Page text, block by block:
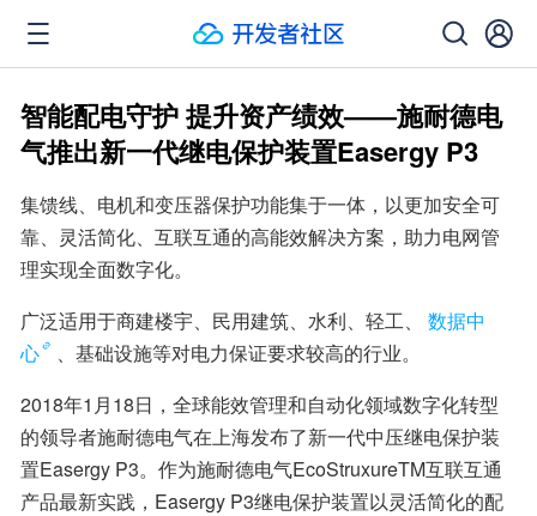
智能配电守护 提升资产绩效——施耐德电
气推出新一代继电保护装置Easergy P3
集馈线、电机和变压器保护功能集于一体，以更加安全可
靠、灵活简化、互联互通的高能效解决方案，助力电网管
理实现全面数字化。
广泛适用于商建楼宇、民用建筑、水利、轻工、
数据中
心
、基础设施等对电力保证要求较高的行业。
2018年1月18日，全球能效管理和自动化领域数字化转型
的领导者施耐德电气在上海发布了新一代中压继电保护装
置Easergy P3。作为施耐德电气EcoStruxureTM互联互通
产品最新实践，Easergy P3继电保护装置以灵活简化的配